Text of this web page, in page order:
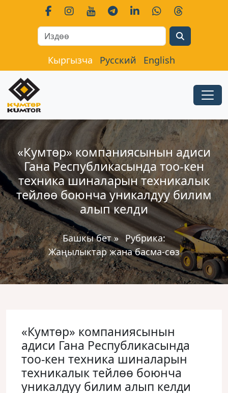
Кыргызча Русский English
«Кумтөр» компаниясынын адиси
Гана Республикасында тоо-кен
техника шиналарын техникалык
тейлөө боюнча уникалдуу билим
алып келди
Башкы бет» Рубрика:
Жаңылыктар жана басма-сөз
«Кумтөр» компаниясынын
адиси Гана Республикасында
тоо-кен техника шиналарын
техникалык тейлөө боюнча
уникалдуу билим алып келди